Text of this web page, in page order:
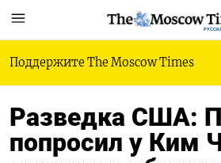
Поддержите The Moscow Times
Разведка США:
попросил у Ким